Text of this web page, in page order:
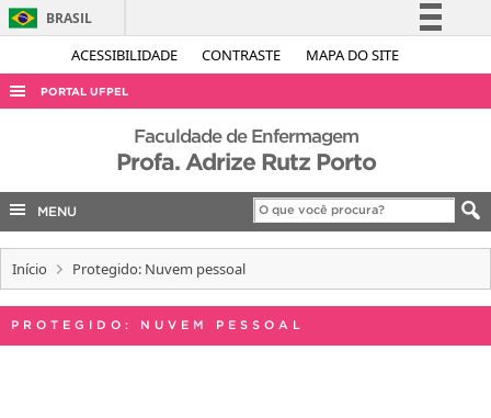
ACESSIBILIDADE CONTRASTE MAPA DO SITE
BRASIL
Simplifique!
Acesso à informação
Canais
PORTAL UFPEL
ACESSO À INFORMAÇÃO
EDITAIS
Faculdade de Enfermagem
Profa. Adrize Rutz Porto
MENU
Início Protegido: Nuvem pessoal
PROTEGIDO: NUVEM PESSOAL